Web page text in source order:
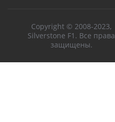
Copyright © 2008-2023,
Silverstone F1. Все права
защищены.